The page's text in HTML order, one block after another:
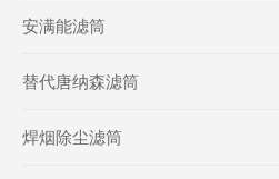
安满能滤筒
替代唐纳森滤筒
焊烟除尘滤筒